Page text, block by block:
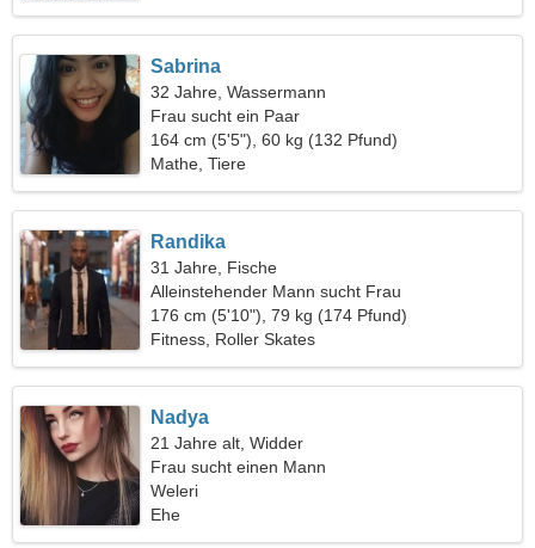
Sabrina
32 Jahre, Wassermann
Frau sucht ein Paar
164 cm (5'5"), 60 kg (132 Pfund)
Mathe, Tiere
Randika
31 Jahre, Fische
Alleinstehender Mann sucht Frau
176 cm (5'10"), 79 kg (174 Pfund)
Fitness, Roller Skates
Nadya
21 Jahre alt, Widder
Frau sucht einen Mann
Weleri
Ehe